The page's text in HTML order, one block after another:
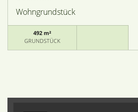
Wohngrundstück
492 m²
GRUNDSTÜCK